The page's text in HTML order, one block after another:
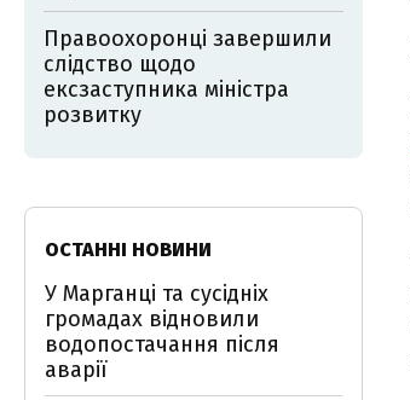
Правоохоронці завершили
слідство щодо
ексзаступника міністра
розвитку
ОСТАННІ НОВИНИ
У Марганці та сусідніх
громадах відновили
водопостачання після
аварії